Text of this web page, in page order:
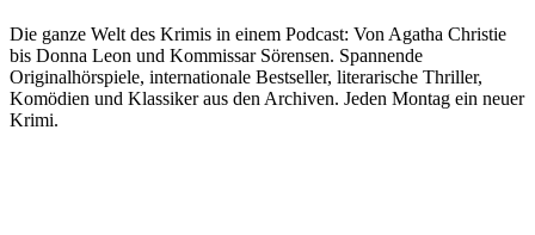
Die ganze Welt des Krimis in einem Podcast: Von Agatha Christie
bis Donna Leon und Kommissar Sörensen. Spannende
Originalhörspiele, internationale Bestseller, literarische Thriller,
Komödien und Klassiker aus den Archiven. Jeden Montag ein neuer
Krimi.